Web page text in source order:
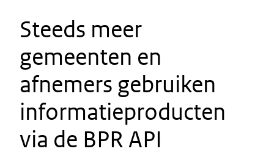
Steeds meer
gemeenten en
afnemers gebruiken
informatieproducten
via de BPR API